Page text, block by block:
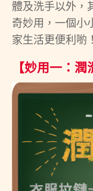
體及洗手以外，
奇妙用，一個小
家生活更便利喲
【妙用一：潤